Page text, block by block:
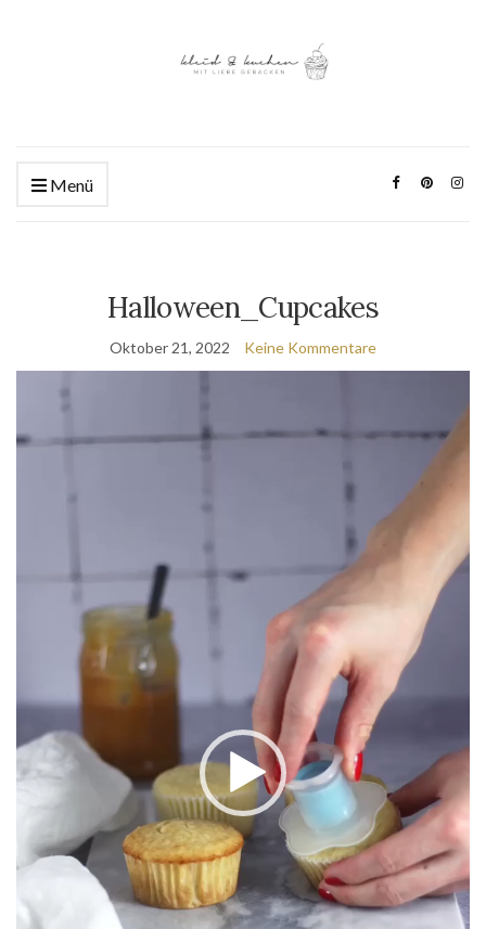
Menü
Halloween_Cupcakes
Oktober 21, 2022 Keine Kommentare
Video-
Player